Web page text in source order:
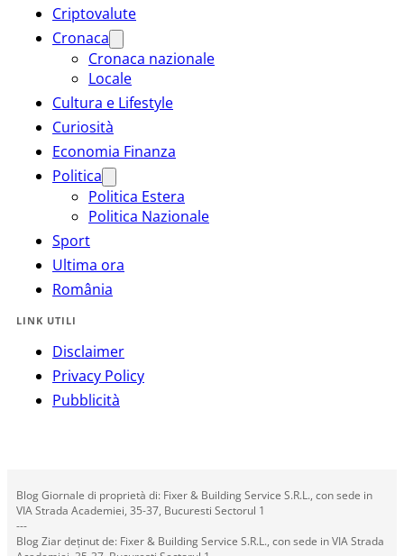
Criptovalute
Cronaca
Cronaca nazionale
Locale
Cultura e Lifestyle
Curiosità
Economia Finanza
Politica
Politica Estera
Politica Nazionale
Sport
Ultima ora
România
LINK UTILI
Disclaimer
Privacy Policy
Pubblicità
Blog Giornale di proprietà di: Fixer & Building Service S.R.L., con sede in
VIA Strada Academiei, 35-37, Bucuresti Sectorul 1
---
Blog Ziar deținut de: Fixer & Building Service S.R.L., con sede in VIA Strada